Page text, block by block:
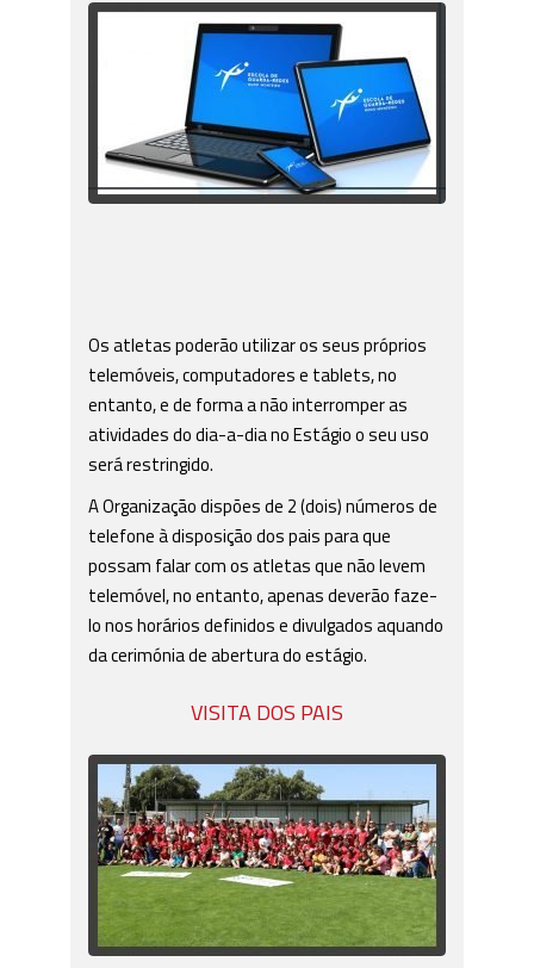
Os atletas poderão utilizar os seus próprios
telemóveis, computadores e tablets, no
entanto, e de forma a não interromper as
atividades do dia-a-dia no Estágio o seu uso
será restringido.
A Organização dispões de 2 (dois) números de
telefone à disposição dos pais para que
possam falar com os atletas que não levem
telemóvel, no entanto, apenas deverão faze-
lo nos horários definidos e divulgados aquando
da cerimónia de abertura do estágio.
VISITA DOS PAIS